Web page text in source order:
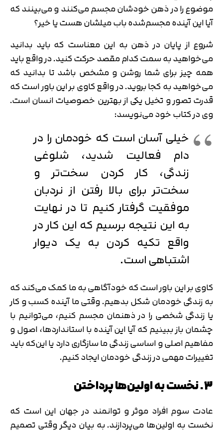
موضوع را در ذهن خودشان مجسم می‌کنند و می‌بینند که
آیا این آینده مجسم‌شده باب میلشان هست یا خیر؟
شروع از پایان در ذهن به این معناست که باید بدانید
می‌خواهید به سمت کدام مقصد حرکت کنید. در واقع باید
همه چیز برای شما روشن و مشخص باشد تا بدانید که
می‌خواهید به کجا بروید. در واقع کاوی بر این باور است که
قدرت تصور و تخیل یکی از بهترین خصوصیات انسان است.
وی در کتاب خود می‌نویسد:
خیلی آسان است که خودمان را در
دام فعالیت شدید، شلوغی
زندگی، کار کردن سخت‌‎تر و
سخت‌تر برای بالا رفتن از نردبان
موفقیت گرفتار کنیم تا در نهایت
به این نتیجه برسیم که این کار در
واقع تکیه کردن به یک دیوار
اشتباهی است.
کاوی بر این باور است که خودآگاهی به ما کمک می‌کند که
به زندگی خودمان شکل بدهیم. وقتی ما آینده کسب و کار
یا زندگی شخصی را در ذهنمان مجسم کنیم، می‌توانیم با
چشمان باز ببینیم که آیا این آینده با استانداردها، اصول و
مفاهیم اصلی و اساسی زندگی ما سازگاری دارد یا این‌که باید
تغییرات مهمی در زندگی خودمان ایجاد کنیم.
3. نخست به اولین‌ها پرداختن
عادت سوم افراد موثر و توانمند در جهان این است که
نخست به اولین‌‎ها می‌پردازند. به بیان دیگر وقتی تصمیم